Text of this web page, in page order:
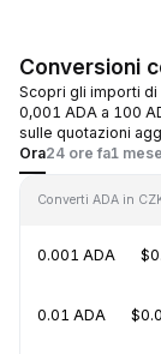
Conversioni
Scopri gli importi di
0,001 ADA a 100
sulle quotazioni
Ora24 ore fa1
Converti ADA in
0.001 ADA
0.01 ADA